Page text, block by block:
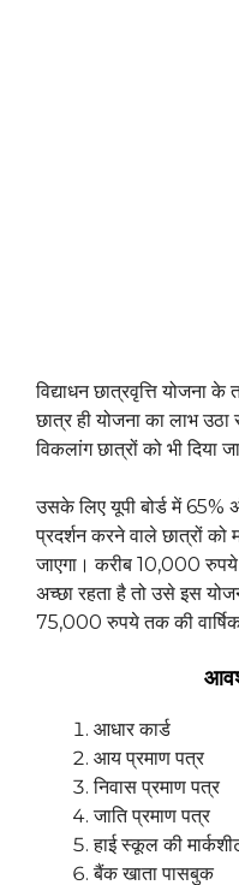
विद्याधन छात्रवृत्ति योजना
छात्र ही योजना का लाभ
विकलांग छात्रों को भी दिया
उसके लिए यूपी बोर्ड में 65%
प्रदर्शन करने वाले छात्रों को
जाएगा। करीब 10,000 रुपये
अच्छा रहता है तो उसे इस
75,000 रुपये तक की वार्षिक
आधार कार्ड
आय प्रमाण पत्र
निवास प्रमाण पत्र
जाति प्रमाण पत्र
हाई स्कूल की
बैंक खाता पासबुक